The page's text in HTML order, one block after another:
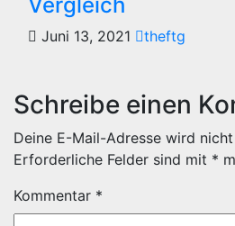
Juni 13, 2021 theftg
Schreibe einen
Deine E-Mail-Adresse wird
Erforderliche Felder sind mit *
Kommentar *